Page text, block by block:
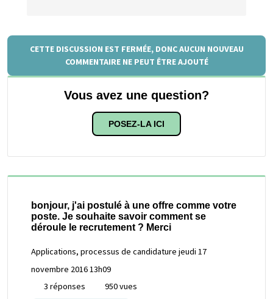
CETTE DISCUSSION EST FERMÉE, DONC AUCUN NOUVEAU
COMMENTAIRE NE PEUT ÊTRE AJOUTÉ
Vous avez une question?
POSEZ-LA ICI
bonjour, j'ai postulé à une offre comme votre
poste. Je souhaite savoir comment se
déroule le recrutement ? Merci
Applications, processus de candidature jeudi 17
novembre 2016 13h09
3 réponses
950 vues